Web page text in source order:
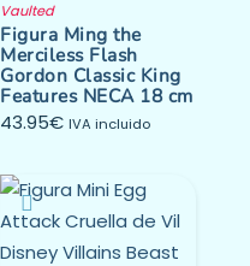
Vaulted
Figura Ming the
Merciless Flash
Gordon Classic King
Features NECA 18 cm
43.95€ IVA incluido